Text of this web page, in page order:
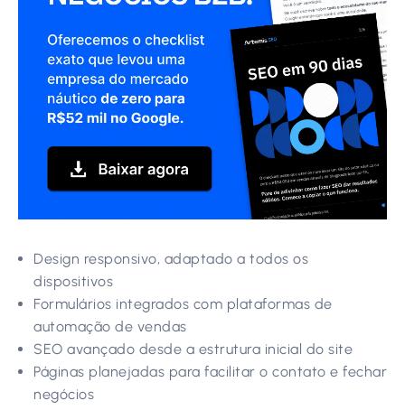
Design responsivo, adaptado a todos os
dispositivos
Formulários integrados com plataformas de
automação de vendas
SEO avançado desde a estrutura inicial do site
Páginas planejadas para facilitar o contato e fechar
negócios